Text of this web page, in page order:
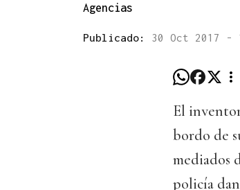
Agencias
Publicado: 30 Oct 2017 -
El
bordo de
mediados
policía